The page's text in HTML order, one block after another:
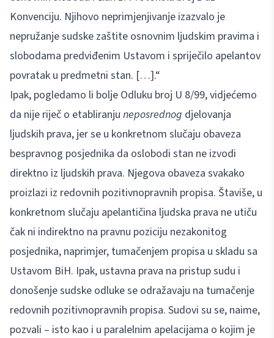
Konvenciju. Njihovo neprimjenjivanje izazvalo je
nepružanje sudske zaštite osnovnim ljudskim pravima i
slobodama predviđenim Ustavom i spriječilo apelantov
povratak u predmetni stan. […].“
Ipak, pogledamo li bolje Odluku broj U 8/99, vidjećemo
da nije riječ o etabliranju neposrednog djelovanja
ljudskih prava, jer se u konkretnom slučaju obaveza
bespravnog posjednika da oslobodi stan ne izvodi
direktno iz ljudskih prava. Njegova obaveza svakako
proizlazi iz redovnih pozitivnopravnih propisa. Štaviše, u
konkretnom slučaju apelantičina ljudska prava ne utiču
čak ni indirektno na pravnu poziciju nezakonitog
posjednika, naprimjer, tumačenjem propisa u skladu sa
Ustavom BiH. Ipak, ustavna prava na pristup sudu i
donošenje sudske odluke se odražavaju na tumačenje
redovnih pozitivnopravnih propisa. Sudovi su se, naime,
pozvali – isto kao i u paralelnim apelacijama o kojim je